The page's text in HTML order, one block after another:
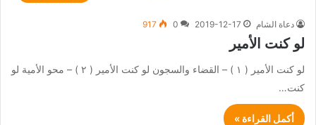
دعاة الشام 2019-12-17
0
917
لو كنت الأمير
لو كنت الأمير ( ١ ) – القضاء والسجون لو كنت الأمير ( ٢ ) – محو الأمية لو
كنت…
أكمل القراءة »